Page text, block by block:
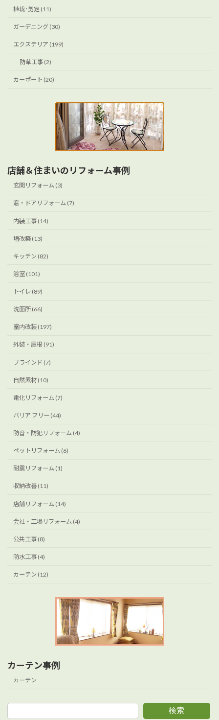
植栽･剪定 (11)
ガーデニング (30)
エクステリア (199)
防草工事 (2)
カーポート (20)
店舗＆住まいのリフォーム事例
玄関リフォーム (3)
窓・ドアリフォーム (7)
内装工事 (14)
増改築 (13)
キッチン (82)
浴室 (101)
トイレ (89)
洗面所 (66)
室内改装 (197)
外装・屋根 (91)
ブラインド (7)
自然素材 (10)
電化リフォーム (7)
バリア フリー (44)
防音・防犯リフォーム (4)
ペットリフォーム (6)
耐震リフォーム (1)
収納改善 (11)
店舗リフォーム (14)
会社・工場リフォーム (4)
公共工事 (8)
防水工事 (4)
カーテン (12)
カーテン事例
カーテン
検索